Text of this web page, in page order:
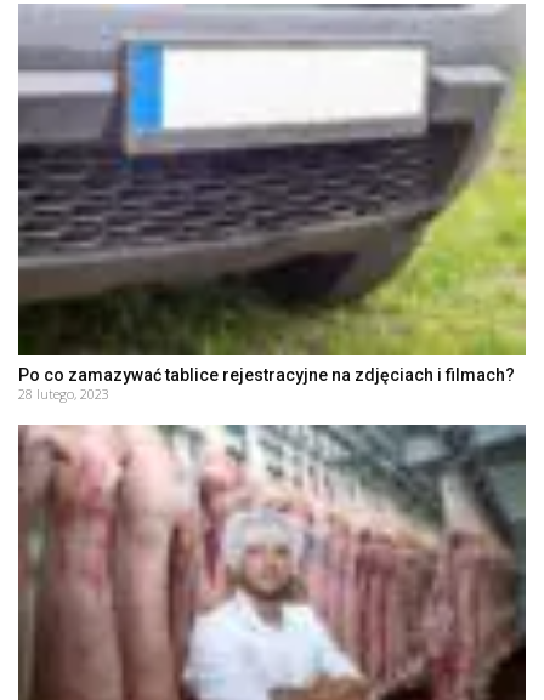
Po co zamazywać tablice rejestracyjne na zdjęciach i filmach?
28 lutego, 2023